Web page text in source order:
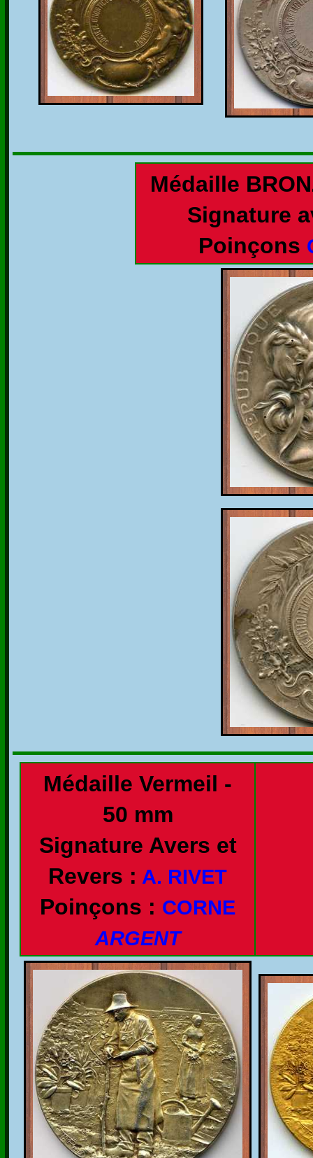
Médaille
Signature
Poinçons
Médaille Vermeil -
50 mm
Signature Avers et
Revers : A. RIVET
Poinçons : CORNE
ARGENT